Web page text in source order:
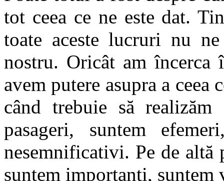
tot ceea ce ne este dat.
toate aceste lucruri nu
nostru. Oricât am încerca
avem putere asupra a
când trebuie să
pasageri, suntem
nesemnificativi. Pe de altă
suntem importanţi,